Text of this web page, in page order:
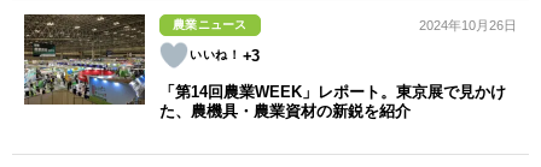
農業ニュース
+3
2024年10月26日
「第14回農業WEEK」レポート。東京展で見かけ
た、農機具・農業資材の新鋭を紹介